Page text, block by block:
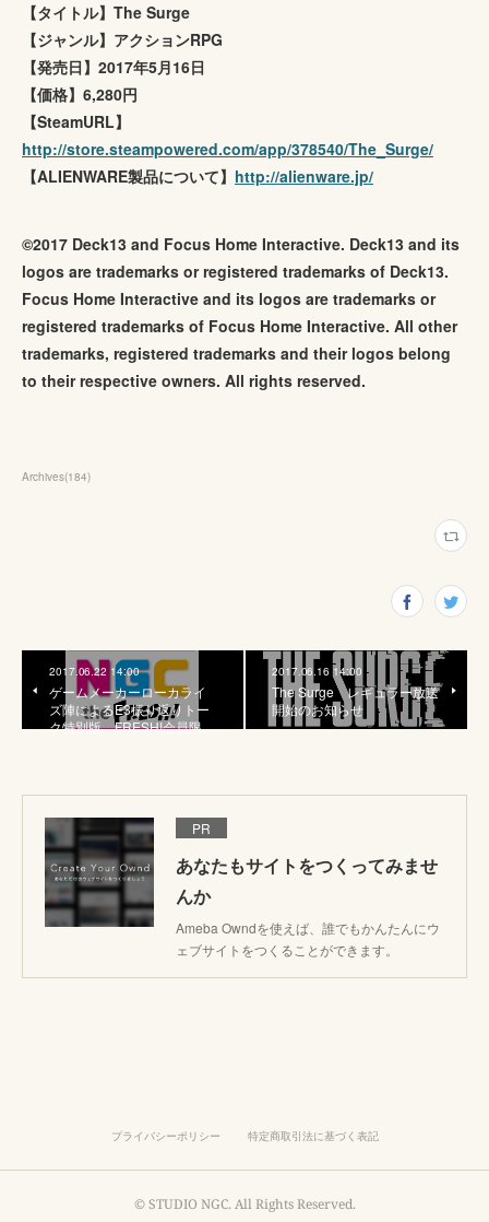
【タイトル】The Surge
【ジャンル】アクションRPG
【発売日】2017年5月16日
【価格】6,280円
【SteamURL】
http://store.steampowered.com/app/378540/The_Surge/
【ALIENWARE製品について】 http://alienware.jp/
©2017 Deck13 and Focus Home Interactive. Deck13 and its
logos are trademarks or registered trademarks of Deck13.
Focus Home Interactive and its logos are trademarks or
registered trademarks of Focus Home Interactive. All other
trademarks, registered trademarks and their logos belong
to their respective owners. All rights reserved.
Archives(184)
2017.06.22 14:00
ゲームメーカーローカライ
ズ陣によるE3振り返りトー
ク特別版 FRESH!会員限…
2017.06.16 14:00
The Surge レギュラー放送
開始のお知らせ
PR
あなたもサイトをつくってみませ
んか
Ameba Owndを使えば、誰でもかんたんにウ
ェブサイトをつくることができます。
プライバシーポリシー 特定商取引法に基づく表記
© STUDIO NGC. All Rights Reserved.